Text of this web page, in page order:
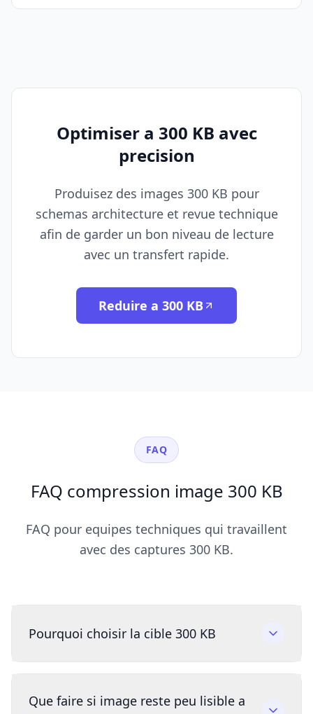
Optimiser a 300 KB avec
precision
Produisez des images 300 KB pour
schemas architecture et revue technique
afin de garder un bon niveau de lecture
avec un transfert rapide.
Reduire a 300 KB
FAQ
FAQ compression image 300 KB
FAQ pour equipes techniques qui travaillent
avec des captures 300 KB.
Pourquoi choisir la cible 300 KB
Que faire si image reste peu lisible a